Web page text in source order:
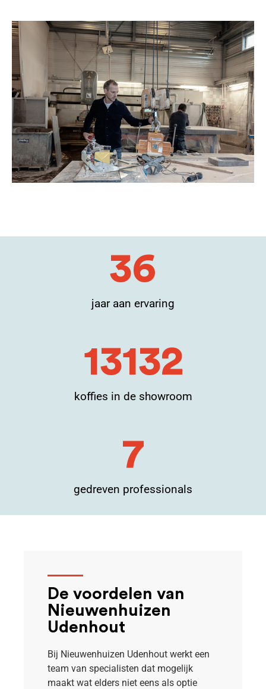
jaar aan ervaring
37
koffies in de showroom​
13172
gedreven professionals​
12
De voordelen van
Nieuwenhuizen
Udenhout
Bij Nieuwenhuizen Udenhout werkt een
team van specialisten dat mogelijk
maakt wat elders niet eens als optie